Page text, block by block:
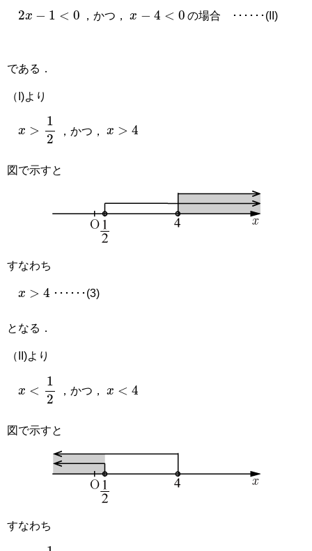
，かつ， の場合 ･･････(II)
である．
（I)より
x >1 2 ，かつ，
図で示すと
すなわち
･･････(3)
となる．
（II)より
x <1 2 ，かつ，
図で示すと
すなわち